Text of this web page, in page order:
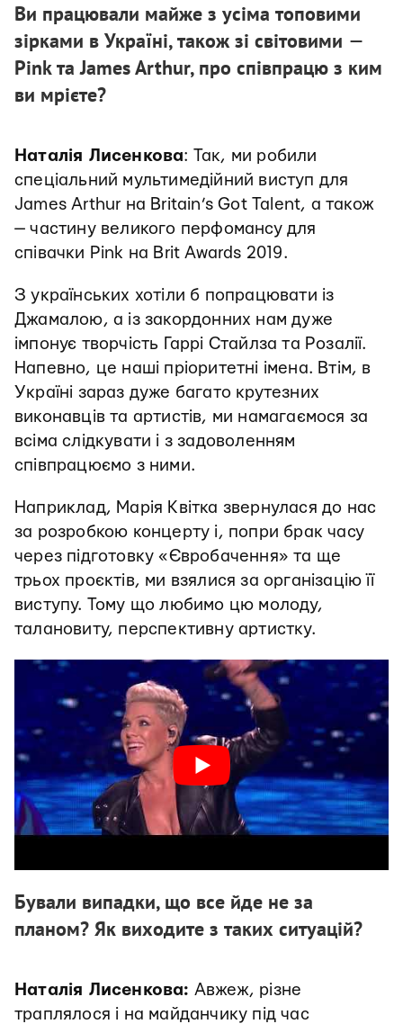
Ви працювали майже з усіма топовими
зірками в Україні, також зі світовими —
Pink та James Arthur, про співпрацю з ким
ви мрієте?
Наталія Лисенкова: Так, ми робили
спеціальний мультимедійний виступ для
James Arthur на Britain’s Got Talent, а також
— частину великого перфомансу для
співачки Pink на Brit Awards 2019.
З українських хотіли б попрацювати із
Джамалою, а із закордонних нам дуже
імпонує творчість Гаррі Стайлза та Розалії.
Напевно, це наші пріоритетні імена. Втім, в
Україні зараз дуже багато крутезних
виконавців та артистів, ми намагаємося за
всіма слідкувати і з задоволенням
співпрацюємо з ними.
Наприклад, Марія Квітка звернулася до нас
за розробкою концерту і, попри брак часу
через підготовку «Євробачення» та ще
трьох проєктів, ми взялися за організацію її
виступу. Тому що любимо цю молоду,
талановиту, перспективну артистку.
Бували випадки, що все йде не за
планом? Як виходите з таких ситуацій?
Наталія Лисенкова: Авжеж, різне
траплялося і на майданчику під час